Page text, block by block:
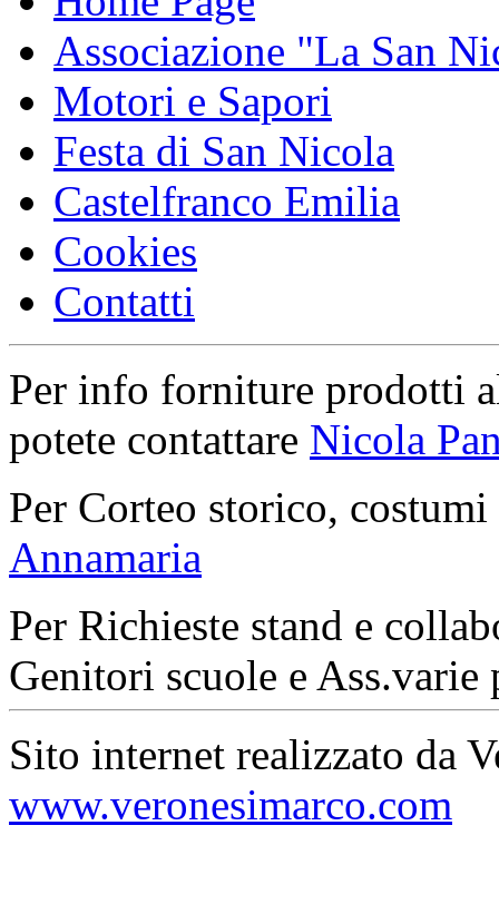
Associazione "La San
Motori e Sapori
Festa di San Nicola
Castelfranco Emilia
Cookies
Contatti
Per info forniture prodotti
potete contattare Nicola
Per Corteo storico,
Annamaria
Per Richieste stand e
Genitori scuole e Ass.varie
Sito internet realizzato da
www.veronesimarco.com